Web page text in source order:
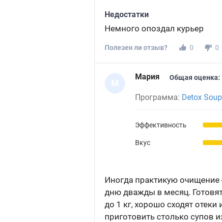
Недостатки
Немного опоздал курьер
Полезен ли отзыв? 0 0
М
Мария Общая оценка:
Программа: Detox Soup
Эффективность
Вкус
Иногда практикую
дню дважды в месяц.
до 1 кг, хорошо сходят
приготовить столько супов